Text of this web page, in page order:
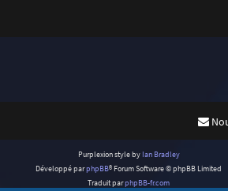
Purplexion style by Ian Bradley
Développé parphpBB® Forum Software © phpBB Limited
Traduit parphpBB-fr.com